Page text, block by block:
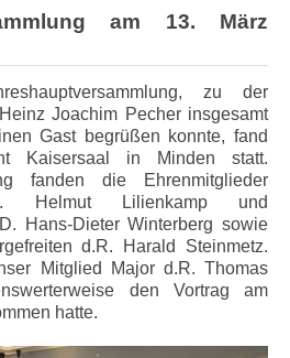
am 13. März
zu der
Joachim Pecher insgesamt
Gast begrüßen konnte, fand
Kaisersaal in Minden statt.
fanden die Ehrenmitglieder
Helmut Lilienkamp und
Hans-Dieter Winterberg sowie
d.R. Harald Steinmetz.
Mitglied Major d.R. Thomas
den Vortrag am
hatte.